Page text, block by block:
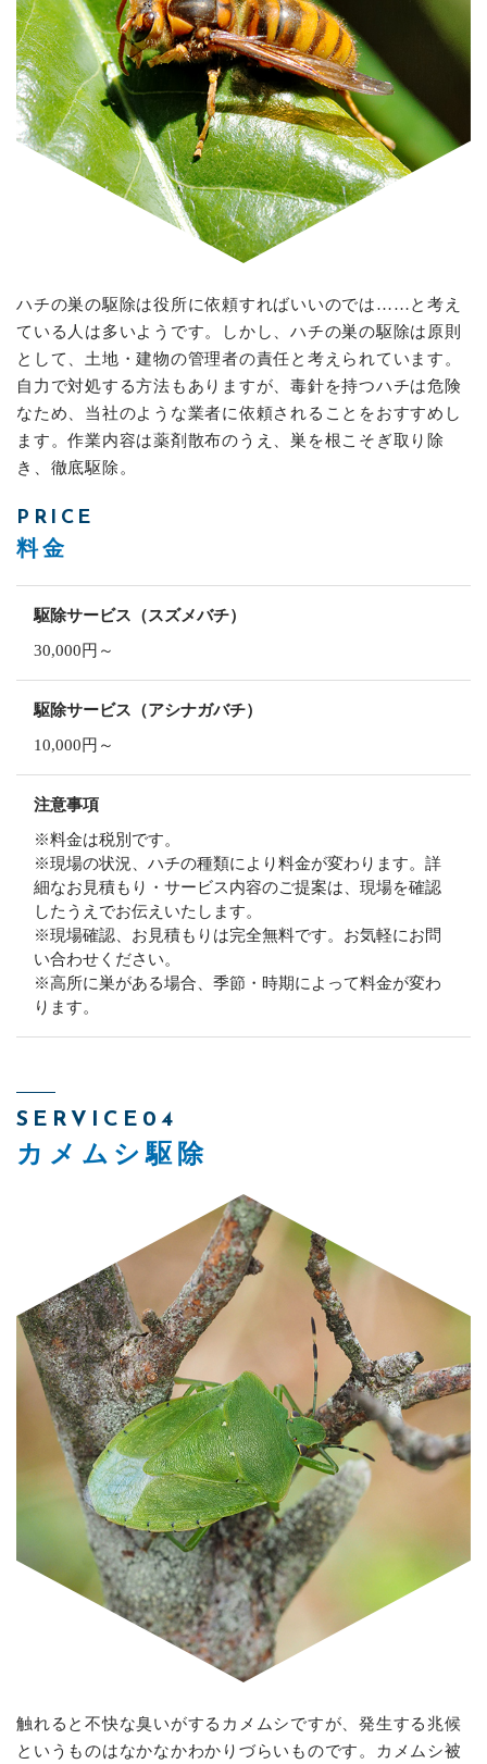
ハチの巣の駆除は役所に依頼すればいいのでは……と考え
ている人は多いようです。しかし、ハチの巣の駆除は原則
として、土地・建物の管理者の責任と考えられています。
自力で対処する方法もありますが、毒針を持つハチは危険
なため、当社のような業者に依頼されることをおすすめし
ます。作業内容は薬剤散布のうえ、巣を根こそぎ取り除
き、徹底駆除。
PRICE
料金
駆除サービス（スズメバチ）
30,000円～
駆除サービス（アシナガバチ）
10,000円～
注意事項
※料金は税別です。
※現場の状況、ハチの種類により料金が変わります。詳
細なお見積もり・サービス内容のご提案は、現場を確認
したうえでお伝えいたします。
※現場確認、お見積もりは完全無料です。お気軽にお問
い合わせください。
※高所に巣がある場合、季節・時期によって料金が変わ
ります。
SERVICE04
カメムシ駆除
触れると不快な臭いがするカメムシですが、発生する兆候
というものはなかなかわかりづらいものです。カメムシ被